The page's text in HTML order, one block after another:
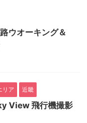
ウオーキング＆
リア 近畿
View 飛行機撮影